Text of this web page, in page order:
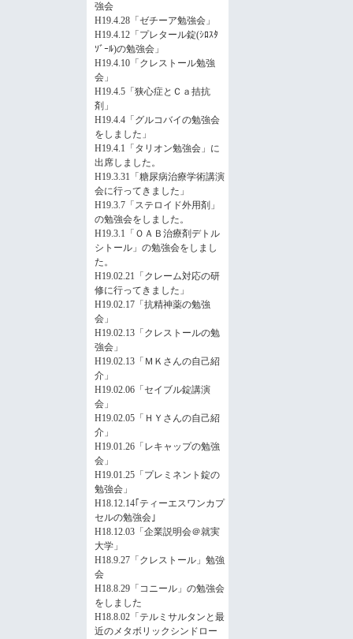
強会
H19.4.28「ゼチーア勉強会」
H19.4.12「プレタール錠(ｼﾛｽﾀ
ｿﾞｰﾙ)の勉強会」
H19.4.10「クレストール勉強
会」
H19.4.5「狭心症とＣａ拮抗
剤」
H19.4.4「グルコバイの勉強会
をしました」
H19.4.1「タリオン勉強会」に
出席しました。
H19.3.31「糖尿病治療学術講演
会に行ってきました」
H19.3.7「ステロイド外用剤」
の勉強会をしました。
H19.3.1「ＯＡＢ治療剤デトル
シトール」の勉強会をしまし
た。
H19.02.21「クレーム対応の研
修に行ってきました」
H19.02.17「抗精神薬の勉強
会」
H19.02.13「クレストールの勉
強会」
H19.02.13「ＭＫさんの自己紹
介」
H19.02.06「セイブル錠講演
会」
H19.02.05「ＨＹさんの自己紹
介」
H19.01.26「レキャップの勉強
会」
H19.01.25「プレミネント錠の
勉強会」
H18.12.14｢ティーエスワンカプ
セルの勉強会｣
H18.12.03「企業説明会＠就実
大学」
H18.9.27「クレストール」勉強
会
H18.8.29「コニール」の勉強会
をしました
H18.8.02「テルミサルタンと最
近のメタボリックシンドロー